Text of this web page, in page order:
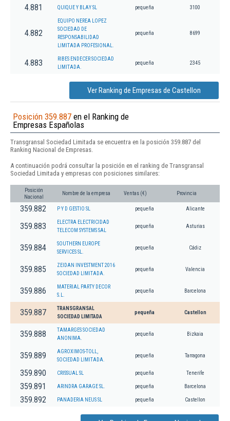
4.881 QUIQUE Y BLAY SL pequeña 3100
4.882
EQUIPO NEREA LOPEZ
SOCIEDAD DE
RESPONSABILIDAD
LIMITADA PROFESIONAL.
pequeña 8699
4.883
RIBES ENDECER SOCIEDAD
LIMITADA.
pequeña 2345
Ver Ranking de Empresas de Castellon
Posición 359.887 en el Ranking de
Empresas Españolas
Transgransal Sociedad Limitada se encuentra en la posición 359.887 del
Ranking Nacional de Empresas.
A continuación podrá consultar la posición en el ranking de Transgransal
Sociedad Limitada y empresas con posiciones similares:
Posición
Nacional
Nombre de la empresa Ventas (€) Provincia
359.882 P Y D GESTIO SL pequeña Alicante
359.883
ELECTRA ELECTRICIDAD
TELECOM SYSTEMS SAL
pequeña Asturias
359.884
SOUTHERN EUROPE
SERVICES SL.
pequeña Cádiz
359.885
ZEIDAN INVESTMENT 2016
SOCIEDAD LIMITADA.
pequeña Valencia
359.886
MATERIAL PARTY DECOR
S.L.
pequeña Barcelona
359.887
TRANSGRANSAL
SOCIEDAD LIMITADA
pequeña Castellon
359.888
TAMARGES SOCIEDAD
ANONIMA.
pequeña Bizkaia
359.889
AGROXIMOS-TOLL,
SOCIEDAD LIMITADA.
pequeña Tarragona
359.890 CRISSUAL SL pequeña Tenerife
359.891 ARINDRA GARAGE SL. pequeña Barcelona
359.892 PANADERIA NEUS SL pequeña Castellon